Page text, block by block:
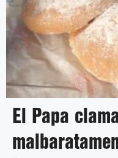
El Papa